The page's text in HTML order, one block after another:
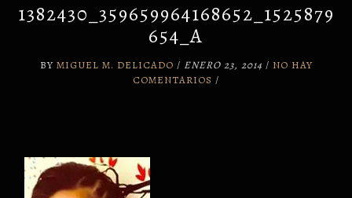
1382430_359659964168652_1525879
654_A
BY MIGUEL M. DELICADO / ENERO 23, 2014 / NO HAY
COMENTARIOS /